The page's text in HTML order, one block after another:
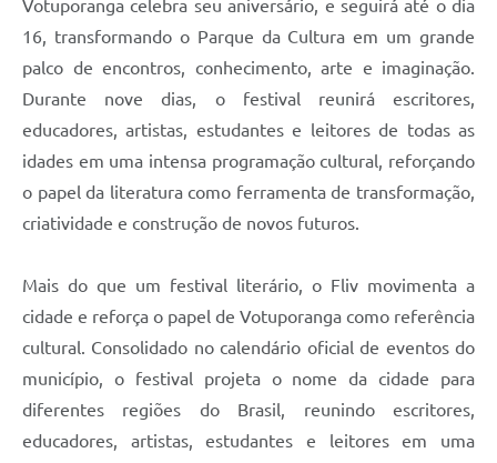
Votuporanga celebra seu aniversário, e seguirá até o dia
16, transformando o Parque da Cultura em um grande
palco de encontros, conhecimento, arte e imaginação.
Durante nove dias, o festival reunirá escritores,
educadores, artistas, estudantes e leitores de todas as
idades em uma intensa programação cultural, reforçando
o papel da literatura como ferramenta de transformação,
criatividade e construção de novos futuros.
Mais do que um festival literário, o Fliv movimenta a
cidade e reforça o papel de Votuporanga como referência
cultural. Consolidado no calendário oficial de eventos do
município, o festival projeta o nome da cidade para
diferentes regiões do Brasil, reunindo escritores,
educadores, artistas, estudantes e leitores em uma